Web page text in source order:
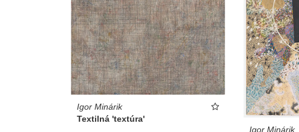
Igor Minárik
Textilná 'textúra'
Igor Minárik